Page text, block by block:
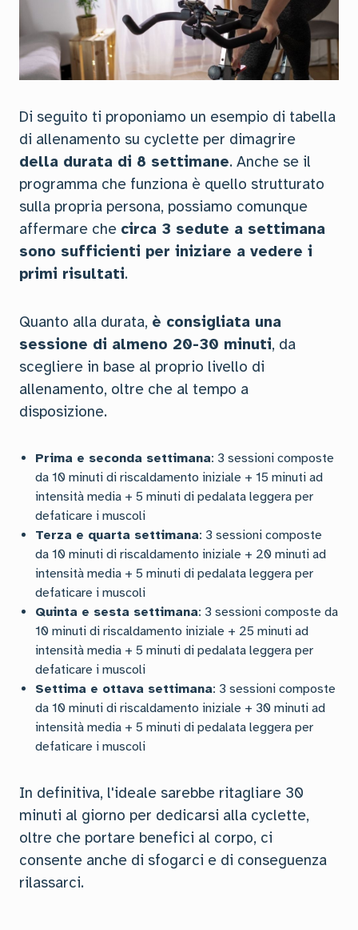
Di seguito ti proponiamo un esempio di tabella
di allenamento su cyclette per dimagrire
della durata di 8 settimane. Anche se il
programma che funziona è quello strutturato
sulla propria persona, possiamo comunque
affermare che circa 3 sedute a settimana
sono sufficienti per iniziare a vedere i
primi risultati.
Quanto alla durata, è consigliata una
sessione di almeno 20-30 minuti, da
scegliere in base al proprio livello di
allenamento, oltre che al tempo a
disposizione.
Prima e seconda settimana: 3 sessioni composte
da 10 minuti di riscaldamento iniziale + 15 minuti ad
intensità media + 5 minuti di pedalata leggera per
defaticare i muscoli
Terza e quarta settimana: 3 sessioni composte
da 10 minuti di riscaldamento iniziale + 20 minuti ad
intensità media + 5 minuti di pedalata leggera per
defaticare i muscoli
Quinta e sesta settimana: 3 sessioni composte da
10 minuti di riscaldamento iniziale + 25 minuti ad
intensità media + 5 minuti di pedalata leggera per
defaticare i muscoli
Settima e ottava settimana: 3 sessioni composte
da 10 minuti di riscaldamento iniziale + 30 minuti ad
intensità media + 5 minuti di pedalata leggera per
defaticare i muscoli
In definitiva, l'ideale sarebbe ritagliare 30
minuti al giorno per dedicarsi alla cyclette,
oltre che portare benefici al corpo, ci
consente anche di sfogarci e di conseguenza
rilassarci.